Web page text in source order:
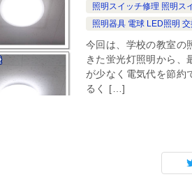
照明スイッチ修理 照明ス
照明器具 電球 LED照明
今回は、学校の教室の
きた蛍光灯照明から、
が少なく電気代を節約
るく […]